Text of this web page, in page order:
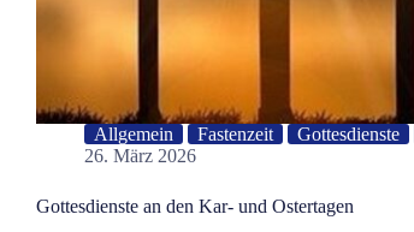
Allgemein Fastenzeit Gottesdienste
26. März 2026
Gottesdienste an den Kar- und Ostertagen